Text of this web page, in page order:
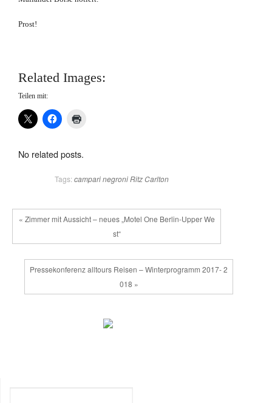
Prost!
Related Images:
Teilen mit:
No related posts.
Tags: camparinegroniRitz Carlton
« Zimmer mit Aussicht – neues „Motel One Berlin-Upper We
st“
Pressekonferenz alltours Reisen – Winterprogramm 2017- 2
018 »